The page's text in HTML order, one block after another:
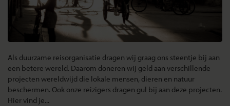
Als duurzame reisorganisatie dragen wij graag ons steentje bij aan
een betere wereld. Daarom doneren wij geld aan verschillende
projecten wereldwijd die lokale mensen, dieren en natuur
beschermen. Ook onze reizigers dragen gul bij aan deze projecten.
Hier vind je...